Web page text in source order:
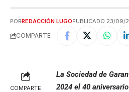
PORREDACCIÓN LUGOPUBLICADO 23/09/
COMPARTE
COMPARTE
La Sociedad de
2024 el 40